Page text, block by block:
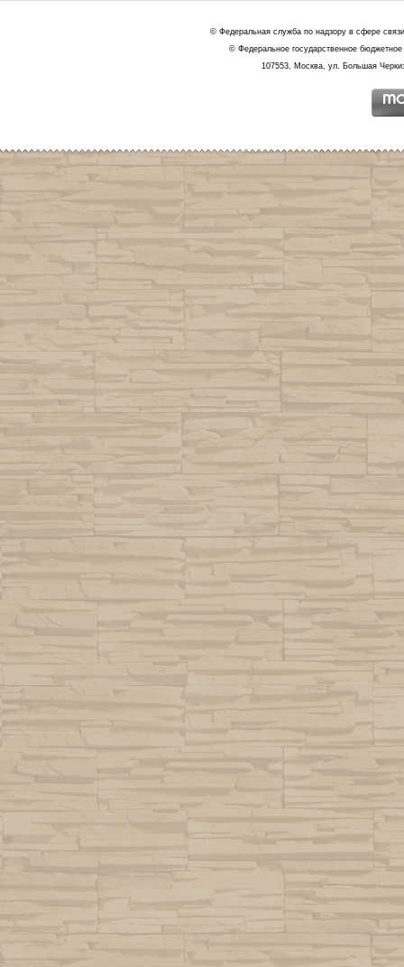
© Федеральная служба по надзору в сфере
© Федеральное государственное
107553, Москва, ул. Большая